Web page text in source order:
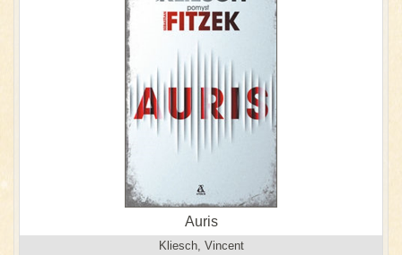
Auris
Kliesch, Vincent